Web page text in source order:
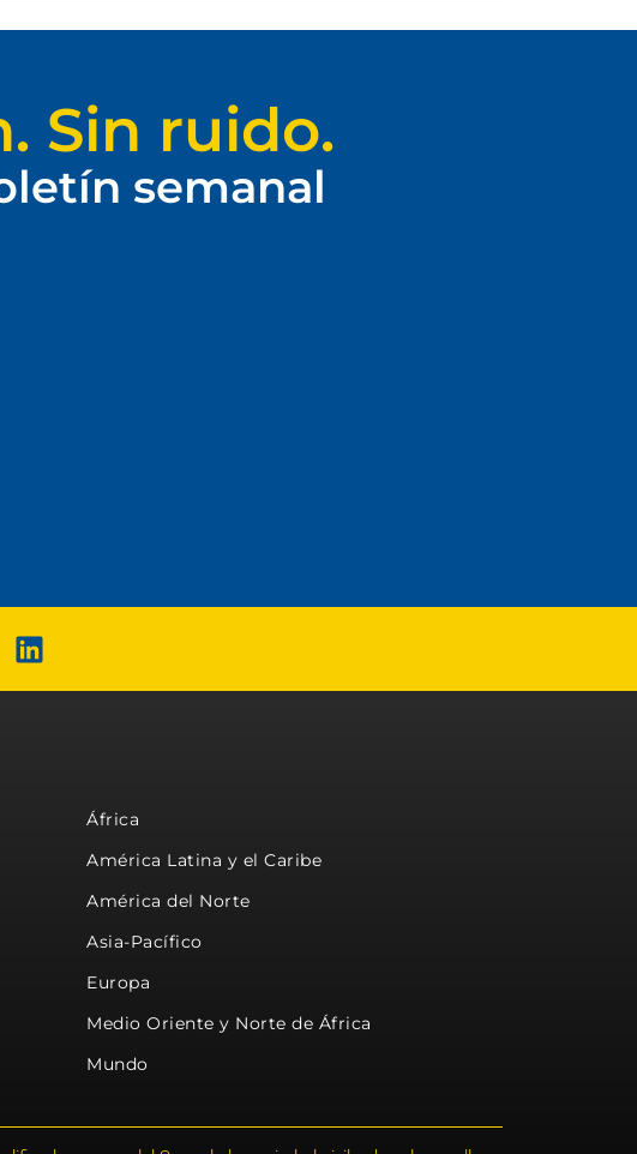
Sin ruido.
semanal
África
América Latina y el Caribe
América del Norte
Asia-Pacífico
Europa
Medio Oriente y Norte de África
Mundo